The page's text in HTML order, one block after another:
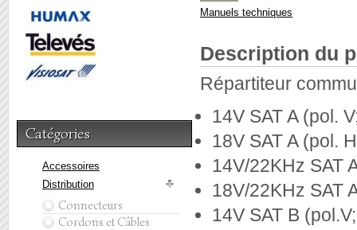
Catégories
Accessoires
Distribution
Connecteurs
Cordons et Câbles
Manuels techniques
Description du
Répartiteur
14V SAT A (pol.
18V SAT A (pol.
14V/22KHz SAT
18V/22KHz SAT
14V SAT B